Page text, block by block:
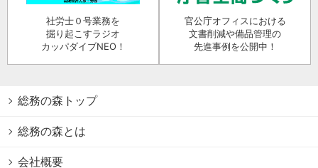
社労士０号業務を
掘り起こすラジオ
カッパダイブNEO！
官公庁オフィスにおける
文書削減や備品管理の
先進事例を公開中！
総務の森トップ
総務の森とは
会社概要